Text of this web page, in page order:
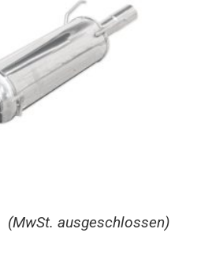
(MwSt. ausgeschlossen)